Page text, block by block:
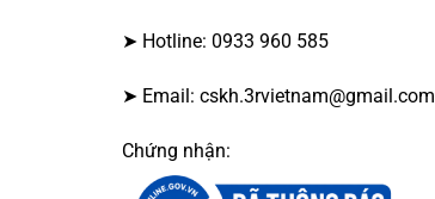
➤ Hotline: 0933 960 585
➤ Email: cskh.3rvietnam@gmail.com
Chứng nhận: